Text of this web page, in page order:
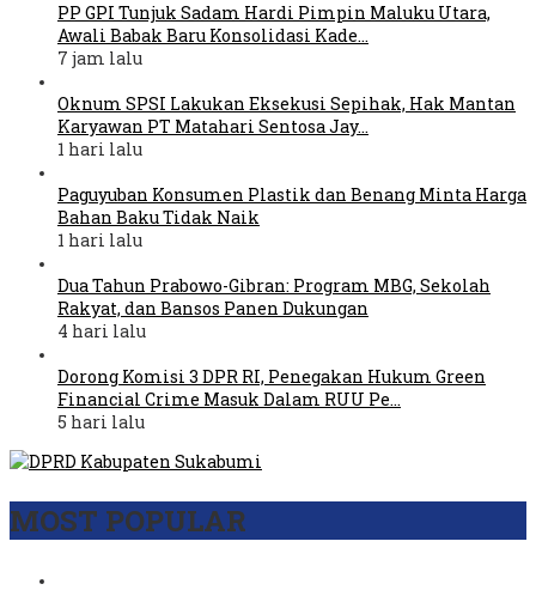
PP GPI Tunjuk Sadam Hardi Pimpin Maluku Utara,
Awali Babak Baru Konsolidasi Kade…
7 jam lalu
Oknum SPSI Lakukan Eksekusi Sepihak, Hak Mantan
Karyawan PT Matahari Sentosa Jay…
1 hari lalu
Paguyuban Konsumen Plastik dan Benang Minta Harga
Bahan Baku Tidak Naik
1 hari lalu
Dua Tahun Prabowo-Gibran: Program MBG, Sekolah
Rakyat, dan Bansos Panen Dukungan
4 hari lalu
Dorong Komisi 3 DPR RI, Penegakan Hukum Green
Financial Crime Masuk Dalam RUU Pe…
5 hari lalu
MOST POPULAR